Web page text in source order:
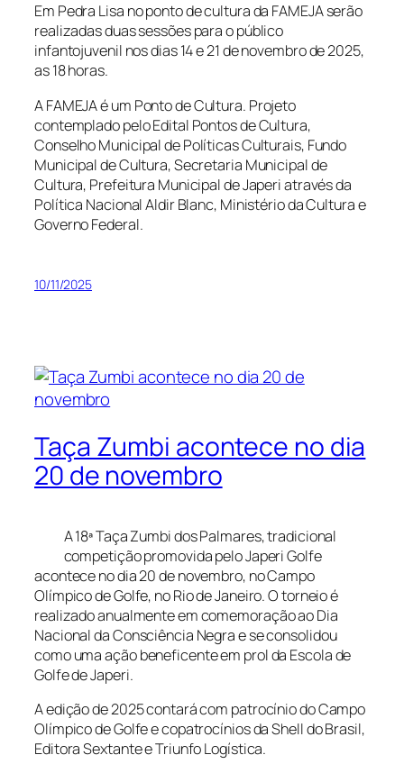
Em Pedra Lisa no ponto de cultura da FAMEJA serão
realizadas duas sessões para o público
infantojuvenil nos dias 14 e 21 de novembro de 2025,
as 18 horas.
A FAMEJA é um Ponto de Cultura. Projeto
contemplado pelo Edital Pontos de Cultura,
Conselho Municipal de Políticas Culturais, Fundo
Municipal de Cultura, Secretaria Municipal de
Cultura, Prefeitura Municipal de Japeri através da
Política Nacional Aldir Blanc, Ministério da Cultura e
Governo Federal.
10/11/2025
Taça Zumbi acontece no dia
20 de novembro
A 18ª Taça Zumbi dos Palmares, tradicional
competição promovida pelo Japeri Golfe
acontece no dia 20 de novembro, no Campo
Olímpico de Golfe, no Rio de Janeiro. O torneio é
realizado anualmente em comemoração ao Dia
Nacional da Consciência Negra e se consolidou
como uma ação beneficente em prol da Escola de
Golfe de Japeri.
A edição de 2025 contará com patrocínio do Campo
Olímpico de Golfe e copatrocínios da Shell do Brasil,
Editora Sextante e Triunfo Logística.